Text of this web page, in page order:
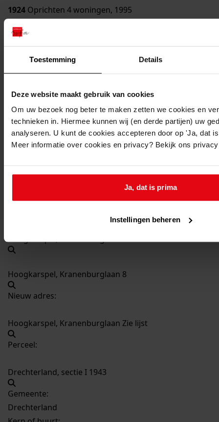
Toestemming Details
Deze website maakt gebruik van cookies
Om uw bezoek nog beter te maken zetten we cookies en
technieken in. Hiermee kunnen wij (en derde partijen) uw
analyseren. U kunt de cookies accepteren door op 'Ja, dat
Meer informatie over cookies en privacy? Bekijk ons
Ja, dat is prima
Instellingen beheren
1924 Oprichten 4 woningen, 1995
1995
Oprichten 4 woningen
17-05-1995
Adres:
Hoogkarspel, Kranenburglaan -
Hoogkarspel, Kranenburglaan 2
Hoogkarspel, Kranenburglaan 4
Hoogkarspel, Kranenburglaan 6
Hoogkarspel, Kranenburglaan 8
Nieuw adres:
Hoogkarspel, Kranenburglaan Zie lijst
Perceel:
Drechterland, sectie I 1943
Gemeente:
Drechterland